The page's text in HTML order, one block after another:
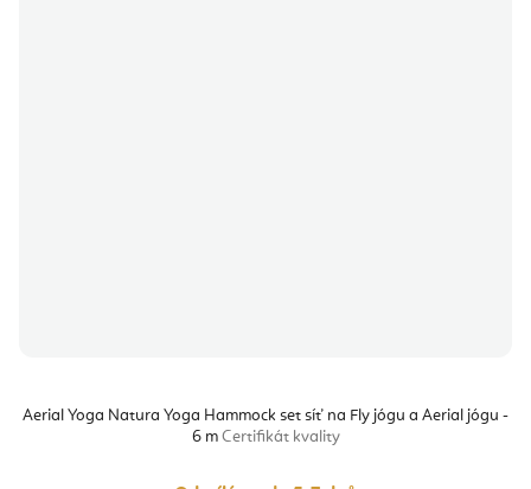
Aerial Yoga Natura Yoga Hammock set síť na Fly jógu a Aerial jógu -
6 m Certifikát kvality